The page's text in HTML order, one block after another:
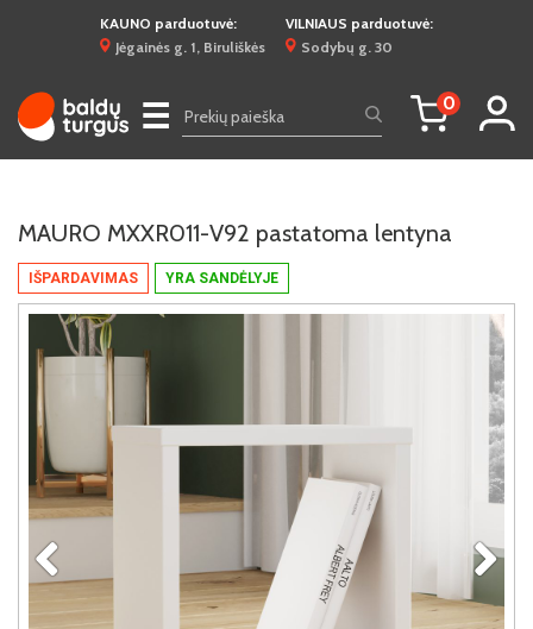
KAUNO parduotuvė:
Jėgainės g. 1, Biruliškės
VILNIAUS parduotuvė:
Sodybų g. 30
☰ 0
IŠPARDAVIMAS YRA SANDĖLYJE
MAURO MXXR011-V92 pastatoma lentyna